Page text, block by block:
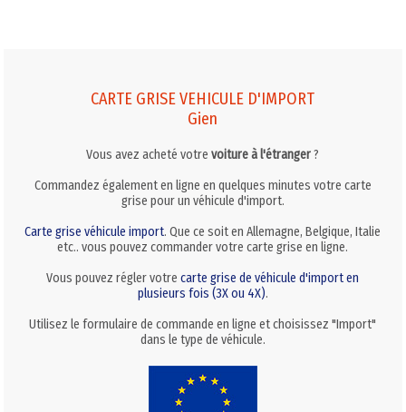
CARTE GRISE VEHICULE D'IMPORT
Gien
Vous avez acheté votrevoiture à l'étranger?
Commandez également en ligne en quelques minutes votre carte
grise pour un véhicule d'import.
Carte grise véhicule import. Que ce soit en Allemagne, Belgique, Italie
etc.. vous pouvez commander votre carte grise en ligne.
Vous pouvez régler votrecarte grise de véhicule d'import en
plusieurs fois (3X ou 4X).
Utilisez le formulaire de commande en ligne et choisissez "Import"
dans le type de véhicule.